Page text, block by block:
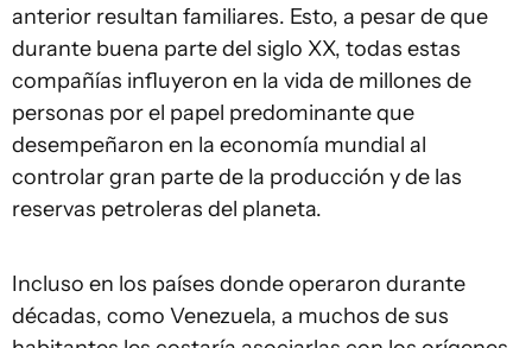
anterior resultan familiares. Esto, a pesar de que
durante buena parte del siglo XX, todas estas
compañías influyeron en la vida de millones de
personas por el papel predominante que
desempeñaron en la economía mundial al
controlar gran parte de la producción y de las
reservas petroleras del planeta.
Incluso en los países donde operaron durante
décadas, como Venezuela, a muchos de sus